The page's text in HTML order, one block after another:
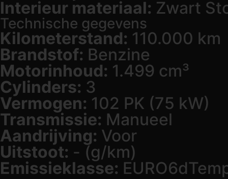
Interieur materiaal: Zwart
Technische gegevens
Kilometerstand: 110.000 km
Brandstof: Benzine
Motorinhoud: 1.499 cm³
Cylinders: 3
Vermogen: 102 PK (75 kW)
Transmissie: Manueel
Aandrijving: Voor
Uitstoot: - (g/km)
Emissieklasse: